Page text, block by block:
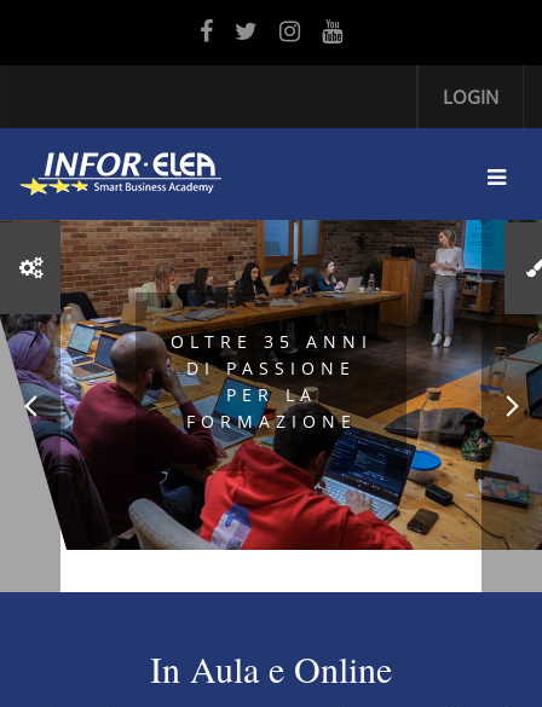
LOGIN
OLTRE 35 ANNI
DI PASSIONE
PER LA
FORMAZIONE
In Aula e Online